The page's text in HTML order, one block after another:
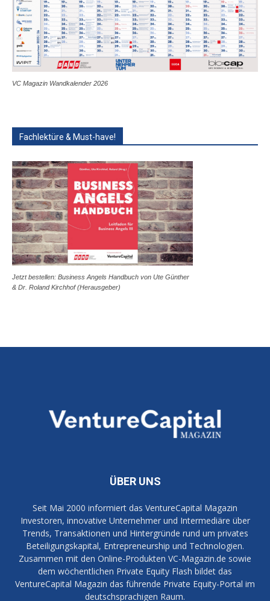
VC Magazin Wandkalender 2026
Fachlektüre & Must-have!
Jetzt bestellen: Business Angels Handbuch von Ute Günther
& Dr. Roland Kirchhof (Herausgeber)
ÜBER UNS
Seit Mai 2000 informiert das VentureCapital Magazin
Investoren, innovative Unternehmer und Intermediäre über
Trends, Transaktionen und Hintergründe rund um privates
Beteiligungskapital, Entrepreneurship und Technologien.
Zusammen mit den Online-Produkten VC-Magazin.de sowie
dem wöchentlichen Private Equity Flash bildet das
VentureCapital Magazin das führende Private Equity-Portal im
deutschsprachigen Raum.